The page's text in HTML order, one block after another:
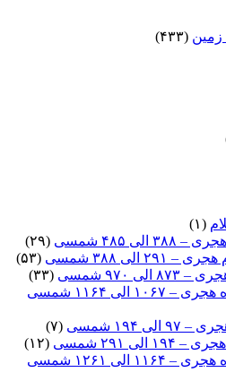
زمین (۴۳۳)
(۱)
الی ۴۸۵ شمسی
(۲۹)
الی ۳۸۸ شمسی
(۵۳)
۹۷۰ شمسی
(۳۳)
الی ۱۱۶۴ شمسی
۱۹۴ شمسی
(۷)
الی ۲۹۱ شمسی
(۱۲)
الی ۱۲۶۱ شمسی